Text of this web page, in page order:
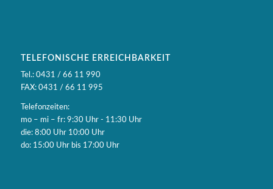
TELEFONISCHE ERREICHBARKEIT
Tel.: 0431 / 66 11 990
FAX: 0431 / 66 11 995
Telefonzeiten:
mo – mi – fr: 9:30 Uhr - 11:30 Uhr
die: 8:00 Uhr 10:00 Uhr
do: 15:00 Uhr bis 17:00 Uhr